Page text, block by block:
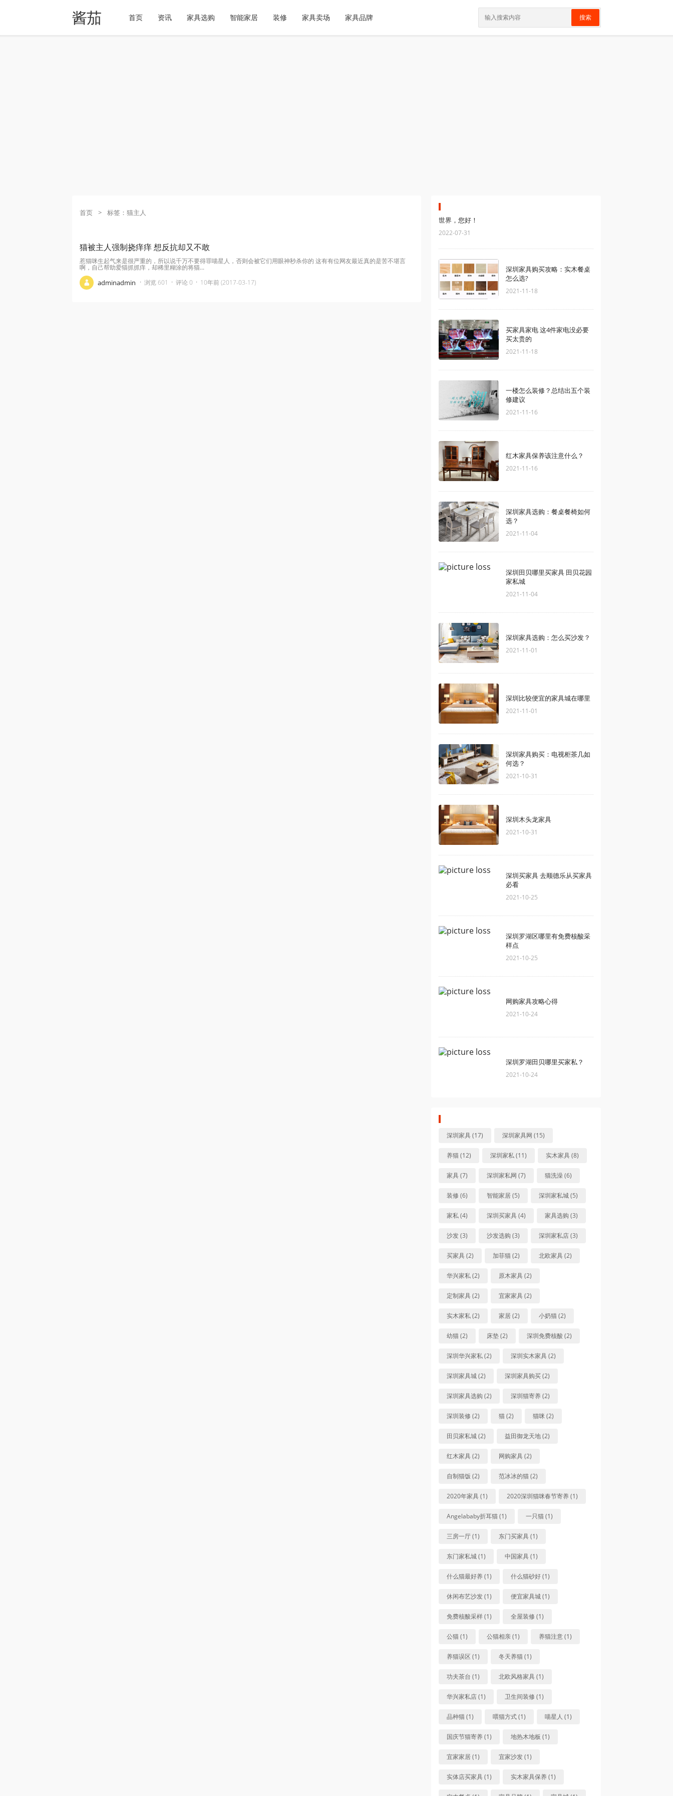
酱茄 首页 资讯 家具选购 智能家居 装修 家具卖场 家具品牌 搜索
首页 > 标签：猫主人
猫被主人强制挠痒痒 想反抗却又不敢
惹猫咪生起气来是很严重的，所以说千万不要得罪喵星人，否则会被它们用眼神秒杀你的 这有有位网友最近真的是苦不堪言
啊，自己帮助爱猫抓抓痒，却稀里糊涂的将猫...
adminadmin · 浏览 601 · 评论 0 · 10年前 (2017-03-17)
世界，您好！
2022-07-31
深圳家具购买攻略：实木餐桌
怎么选?
2021-11-18
买家具家电 这4件家电没必要
买太贵的
2021-11-18
一楼怎么装修？总结出五个装
修建议
2021-11-16
红木家具保养该注意什么？
2021-11-16
深圳家具选购：餐桌餐椅如何
选？
2021-11-04
深圳田贝哪里买家具 田贝花园
家私城
2021-11-04
深圳家具选购：怎么买沙发？
2021-11-01
深圳比较便宜的家具城在哪里
2021-11-01
深圳家具购买：电视柜茶几如
何选？
2021-10-31
深圳木头龙家具
2021-10-31
深圳买家具 去顺德乐从买家具
必看
2021-10-25
深圳罗湖区哪里有免费核酸采
样点
2021-10-25
网购家具攻略心得
2021-10-24
深圳罗湖田贝哪里买家私？
2021-10-24
深圳家具 (17) 深圳家具网 (15)
养猫 (12) 深圳家私 (11) 实木家具 (8)
家具 (7) 深圳家私网 (7) 猫洗澡 (6)
装修 (6) 智能家居 (5) 深圳家私城 (5)
家私 (4) 深圳买家具 (4) 家具选购 (3)
沙发 (3) 沙发选购 (3) 深圳家私店 (3)
买家具 (2) 加菲猫 (2) 北欧家具 (2)
华兴家私 (2) 原木家具 (2)
定制家具 (2) 宜家家具 (2)
实木家私 (2) 家居 (2) 小奶猫 (2)
幼猫 (2) 床垫 (2) 深圳免费核酸 (2)
深圳华兴家私 (2) 深圳实木家具 (2)
深圳家具城 (2) 深圳家具购买 (2)
深圳家具选购 (2) 深圳猫寄养 (2)
深圳装修 (2) 猫 (2) 猫咪 (2)
田贝家私城 (2) 益田御龙天地 (2)
红木家具 (2) 网购家具 (2)
自制猫饭 (2) 范冰冰的猫 (2)
2020年家具 (1) 2020深圳猫咪春节寄养 (1)
Angelababy折耳猫 (1) 一只猫 (1)
三房一厅 (1) 东门买家具 (1)
东门家私城 (1) 中国家具 (1)
什么猫最好养 (1) 什么猫砂好 (1)
休闲布艺沙发 (1) 便宜家具城 (1)
免费核酸采样 (1) 全屋装修 (1)
公猫 (1) 公猫相亲 (1) 养猫注意 (1)
养猫误区 (1) 冬天养猫 (1)
功夫茶台 (1) 北欧风格家具 (1)
华兴家私店 (1) 卫生间装修 (1)
品种猫 (1) 喂猫方式 (1) 喵星人 (1)
国庆节猫寄养 (1) 地热木地板 (1)
宜家家居 (1) 宜家沙发 (1)
实体店买家具 (1) 实木家具保养 (1)